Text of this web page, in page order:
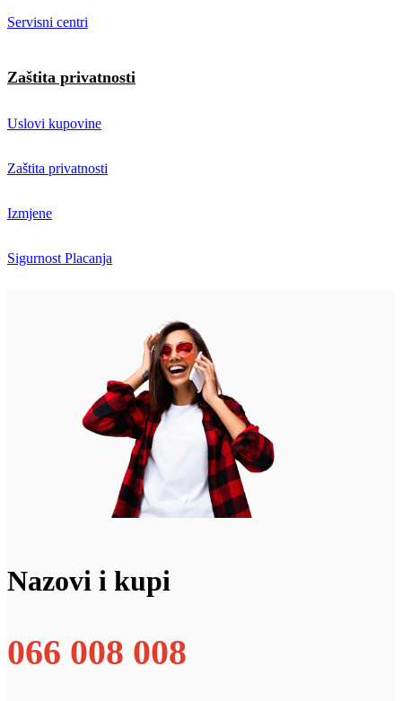
Servisni centri
Zaštita privatnosti
Uslovi kupovine
Zaštita privatnosti
Izmjene
Sigurnost Placanja
Nazovi i kupi
066 008 008